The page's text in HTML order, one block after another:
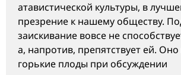
атавистической культуры, в
презрение к нашему обществу.
заискивание вовсе не
а, напротив, препятствует ей.
горькие плоды при обсуждении